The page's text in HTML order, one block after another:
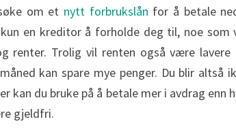
om et nytt forbrukslån for å betale
en kreditor å forholde deg til, noe som
renter. Trolig vil renten også være lavere
kan spare mye penger. Du blir altså
kan du bruke på å betale mer i avdrag enn
gjeldfri.